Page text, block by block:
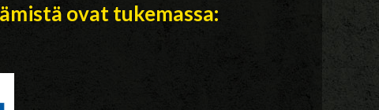
ovat tukemassa: